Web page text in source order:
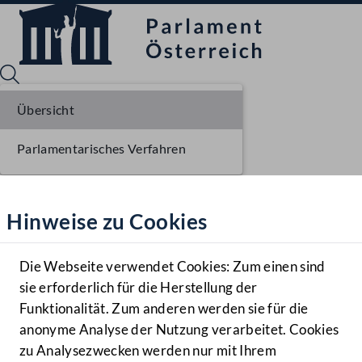
Hilfe
Benutzer
Navigationsmenü öffnen
MENÜ
Hinweise zu Cookies
Die Webseite verwendet Cookies: Zum einen sind
sie erforderlich für die Herstellung der
Funktionalität. Zum anderen werden sie für die
anonyme Analyse der Nutzung verarbeitet. Cookies
zu Analysezwecken werden nur mit Ihrem
Übersicht
Parlamentarisches Verfahren